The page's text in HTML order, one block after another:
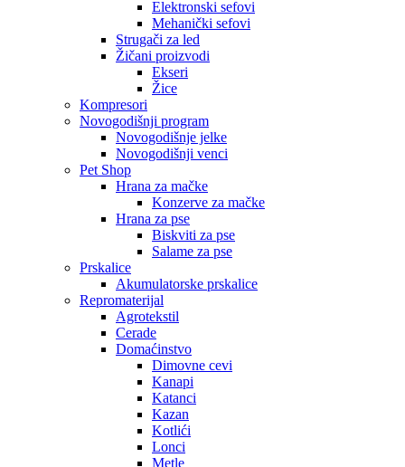
Elektronski sefovi
Mehanički sefovi
Strugači za led
Žičani proizvodi
Ekseri
Žice
Kompresori
Novogodišnji program
Novogodišnje jelke
Novogodišnji venci
Pet Shop
Hrana za mačke
Konzerve za mačke
Hrana za pse
Biskviti za pse
Salame za pse
Prskalice
Akumulatorske prskalice
Repromaterijal
Agrotekstil
Cerade
Domaćinstvo
Dimovne cevi
Kanapi
Katanci
Kazan
Kotlići
Lonci
Metle